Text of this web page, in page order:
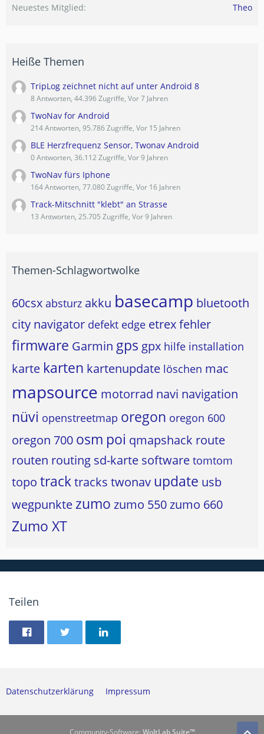
Neuestes Mitglied
Theo
Heiße Themen
TripLog zeichnet nicht auf unter Android 8
8 Antworten, 44.396 Zugriffe, Vor 7 Jahren
TwoNav for Android
214 Antworten, 95.786 Zugriffe, Vor 15 Jahren
BLE Herzfrequenz Sensor, Twonav Android
0 Antworten, 36.112 Zugriffe, Vor 9 Jahren
TwoNav fürs Iphone
164 Antworten, 77.080 Zugriffe, Vor 16 Jahren
Track-Mitschnitt "klebt" an Strasse
13 Antworten, 25.705 Zugriffe, Vor 9 Jahren
Themen-Schlagwortwolke
60csx absturz akku basecamp bluetooth
city navigator defekt edge etrexfehler
firmware Garmin gps gpx hilfe installation
karte karten kartenupdate löschen mac
mapsource motorrad navi navigation
nüvi openstreetmap oregon oregon 600
oregon 700 osm poi qmapshack route
routen routing sd-karte software tomtom
topo tracktracks twonav update usb
wegpunkte zumo zumo 550zumo 660
Zumo XT
Teilen
Datenschutzerklärung Impressum
Community-Software: WoltLab Suite™